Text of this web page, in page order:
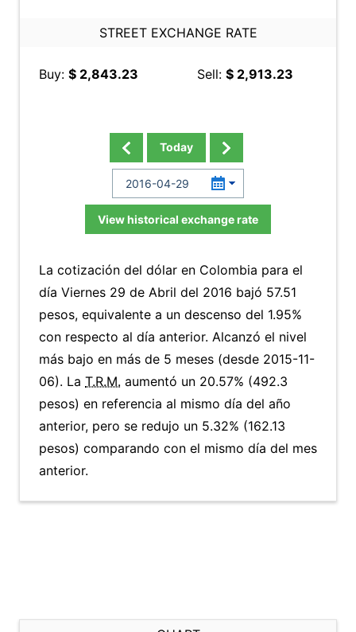
STREET EXCHANGE RATE
Buy: $ 2,843.23 Sell: $ 2,913.23
Today
View historical exchange rate
La cotización del dólar en Colombia para el
día Viernes 29 de Abril del 2016 bajó 57.51
pesos, equivalente a un descenso del 1.95%
con respecto al día anterior. Alcanzó el nivel
más bajo en más de 5 meses (desde 2015-11-
06). La T.R.M. aumentó un 20.57% (492.3
pesos) en referencia al mismo día del año
anterior, pero se redujo un 5.32% (162.13
pesos) comparando con el mismo día del mes
anterior.